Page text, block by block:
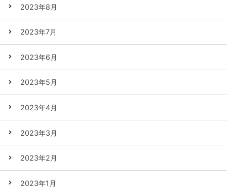
2023年8月
2023年7月
2023年6月
2023年5月
2023年4月
2023年3月
2023年2月
2023年1月